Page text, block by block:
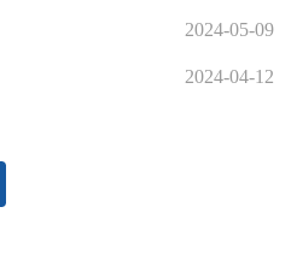
2024-05-09
2024-04-12